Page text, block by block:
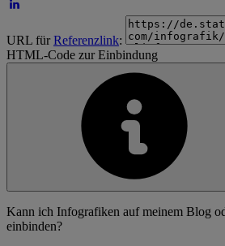
URL fürReferenzlink:
HTML-Code zur Einbindung
Kann ich Infografiken auf meinem Blog
einbinden?